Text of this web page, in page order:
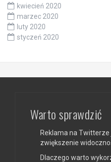
kwiecień 2020
marzec 2020
luty 2020
styczeń 2020
Warto sprawdzić
Reklama na Twitterze
zwiększenie
Dlaczego warto